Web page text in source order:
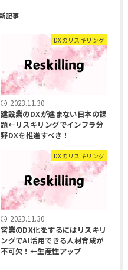
DXのリスキリング
2023.11.30
建設業のDXが進まない日本の課
題←リスキリングでインフラ分
野DXを推進すべき！
DXのリスキリング
2023.11.30
営業のDX化をするにはリスキリ
ングでAI活用できる人材育成が
不可欠！←生産性アップ